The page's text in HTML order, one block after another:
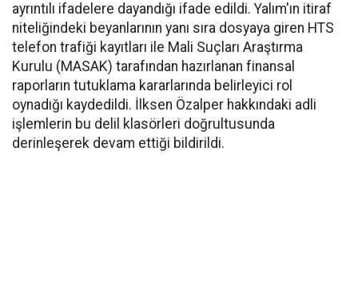
ayrıntılı ifadelere dayandığı ifade edildi. Yalım'ın itiraf
niteliğindeki beyanlarının yanı sıra dosyaya giren HTS
telefon trafiği kayıtları ile Mali Suçları Araştırma
Kurulu (MASAK) tarafından hazırlanan finansal
raporların tutuklama kararlarında belirleyici rol
oynadığı kaydedildi. İlksen Özalper hakkındaki adli
işlemlerin bu delil klasörleri doğrultusunda
derinleşerek devam ettiği bildirildi.